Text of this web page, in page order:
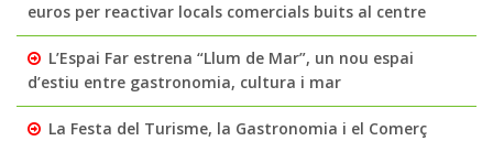
euros per reactivar locals comercials buits al centre
L’Espai Far estrena “Llum de Mar”, un nou espai
d’estiu entre gastronomia, cultura i mar
La Festa del Turisme, la Gastronomia i el Comerç